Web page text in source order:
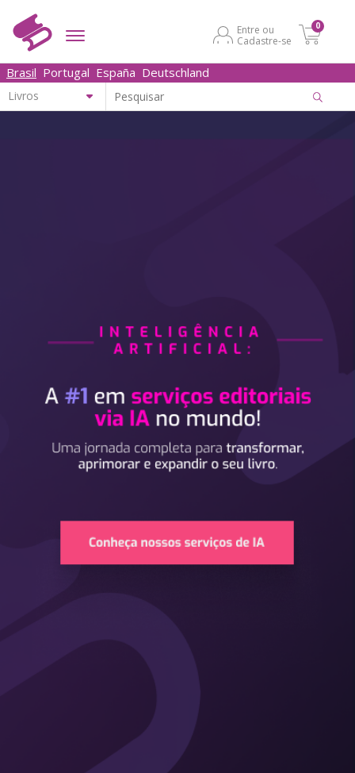
Entre ou
Cadastre-se
0
Brasil Portugal España Deutschland